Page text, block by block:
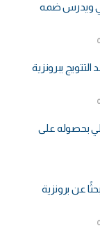
ويدرس ضمه
بعد التتويج ببرونزية
بحصوله على
عن برونزية